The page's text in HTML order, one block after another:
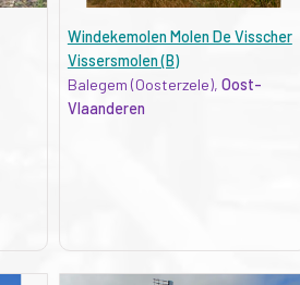
Windekemolen Molen De Visscher
Vissersmolen (B)
Balegem (Oosterzele), Oost-
Vlaanderen